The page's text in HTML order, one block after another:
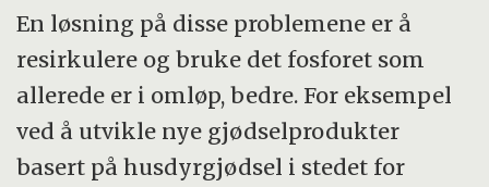
En løsning på disse problemene er å
resirkulere og bruke det fosforet som
allerede er i omløp, bedre. For eksempel
ved å utvikle nye gjødselprodukter
basert på husdyrgjødsel i stedet for